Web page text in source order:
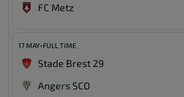
FC Metz
17 MAY•FULL TIME
Stade Brest 29
Angers SCO